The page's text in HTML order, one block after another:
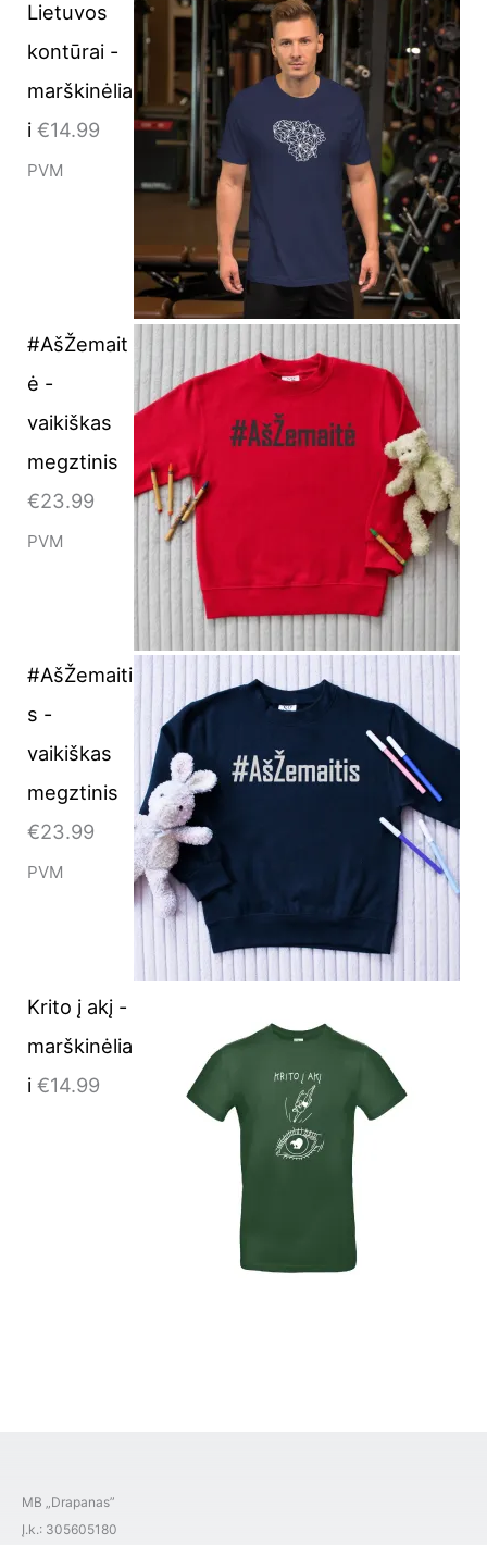
Lietuvos
kontūrai -
marškinėlia
i €14.99
PVM
#AšŽemait
ė -
vaikiškas
megztinis
€23.99
PVM
#AšŽemaiti
s -
vaikiškas
megztinis
€23.99
PVM
Krito į akį -
marškinėlia
i €14.99
MB „Drapanas”
Į.k.: 305605180